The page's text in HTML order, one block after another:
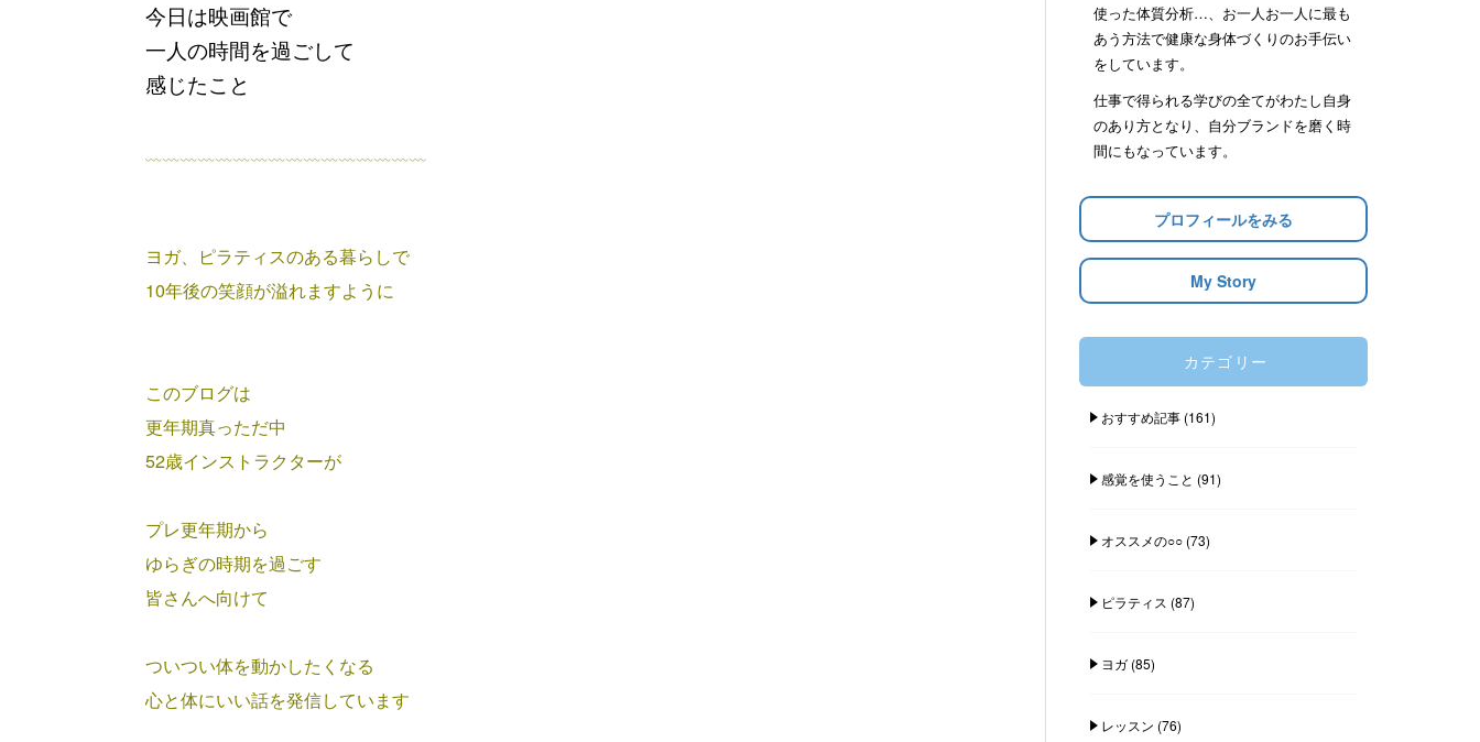
今日は映画館で
一人の時間を過ごして
感じたこと
﹏﹏﹏﹏﹏﹏﹏﹏﹏﹏﹏﹏﹏﹏﹏﹏
ヨガ、ピラティスのある暮らしで
10年後の笑顔が溢れますように
このブログは
更年期真っただ中
52歳インストラクターが
プレ更年期から
ゆらぎの時期を過ごす
皆さんへ向けて
ついつい体を動かしたくなる
心と体にいい話を発信しています
使った体質分析…、お一人お一人に最も
あう方法で健康な身体づくりのお手伝い
をしています。
仕事で得られる学びの全てがわたし自身
のあり方となり、自分ブランドを磨く時
間にもなっています。
プロフィールをみる
My Story
カテゴリー
おすすめ記事(161)
感覚を使うこと (91)
オススメの○○(73)
ピラティス (87)
ヨガ(85)
レッスン (76)